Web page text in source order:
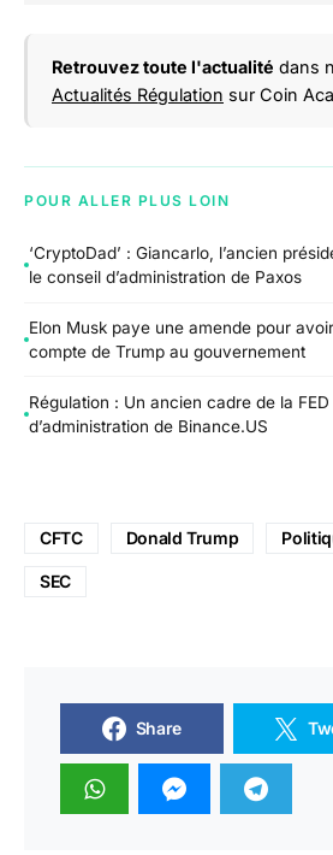
Retrouvez toute l'actualité dans
Actualités Régulation sur Coin
POUR ALLER PLUS LOIN
‘CryptoDad’ : Giancarlo, l’ancien
le conseil d’administration de Paxos
Elon Musk paye une amende pour
compte de Trump au gouvernement
Régulation : Un ancien cadre de la
d’administration de Binance.US
CFTC Donald Trump
SEC
Share